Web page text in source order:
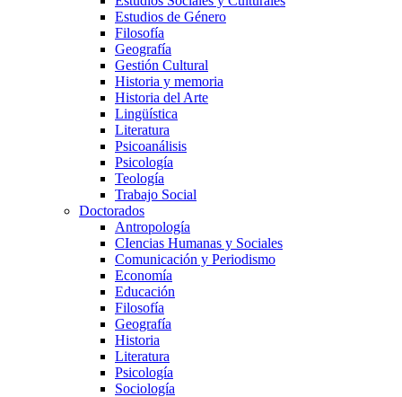
Estudios de Género
Filosofía
Geografía
Gestión Cultural
Historia y memoria
Historia del Arte
Lingüística
Literatura
Psicoanálisis
Psicología
Teología
Trabajo Social
Doctorados
Antropología
CIencias Humanas y Sociales
Comunicación y Periodismo
Economía
Educación
Filosofía
Geografía
Historia
Literatura
Psicología
Sociología